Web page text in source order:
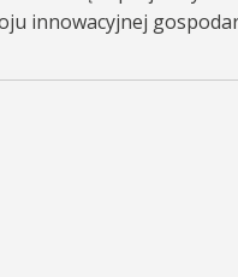
innowacyjnej